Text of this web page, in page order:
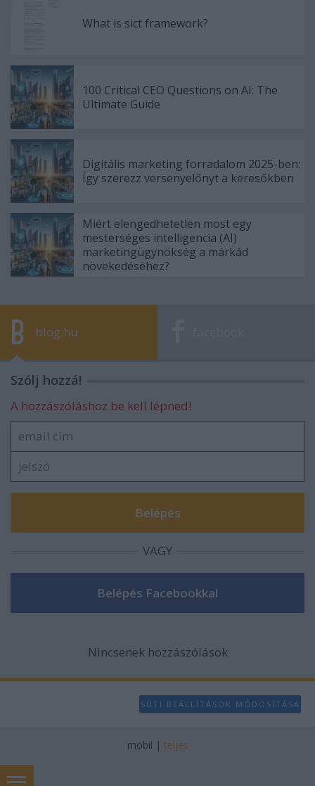
What is sict framework?
100 Critical CEO Questions on AI: The
Ultimate Guide
Digitális marketing forradalom 2025-ben:
Így szerezz versenyelőnyt a keresőkben
Miért elengedhetetlen most egy
mesterséges intelligencia (AI)
marketingügynökség a márkád
növekedéséhez?
blog.hu
Szólj hozzá!
A hozzászóláshoz be kell lépned!
VAGY
Nincsenek hozzászólások
SÜTI BEÁLLÍTÁSOK MÓDOSÍTÁSA
mobil | teljes